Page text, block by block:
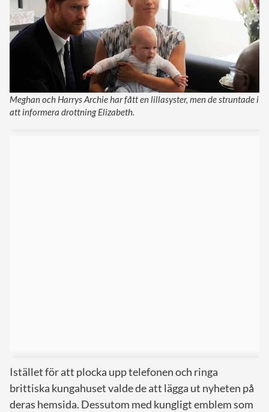
Meghan och Harrys Archie har fått en lillasyster, men de struntade i
att informera drottning Elizabeth.
Istället för att plocka upp telefonen och ringa
brittiska kungahuset valde de att lägga ut nyheten på
deras hemsida. Dessutom med kungligt emblem som